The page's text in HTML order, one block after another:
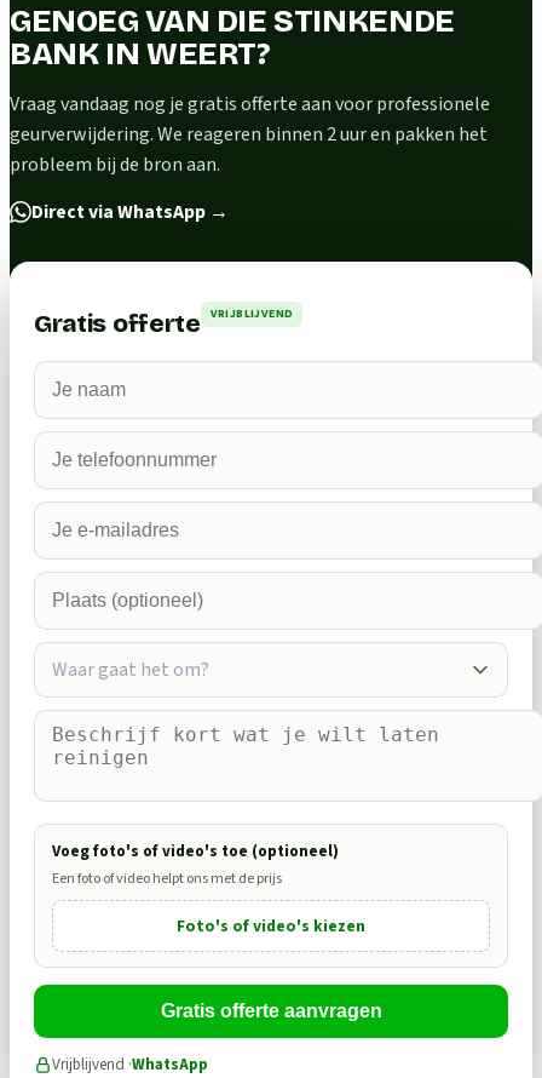
GENOEG VAN DIE STINKENDE
BANK IN WEERT?
Vraag vandaag nog je gratis offerte aan voor professionele
geurverwijdering. We reageren binnen 2 uur en pakken het
probleem bij de bron aan.
Direct via WhatsApp →
Gratis offerte VRIJBLIJVEND
Waar gaat het om?
Voeg foto's of video's toe (optioneel)
Een foto of video helpt ons met de prijs
Foto's of video's kiezen
Gratis offerte aanvragen
Vrijblijvend ·WhatsApp